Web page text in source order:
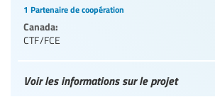
1 Partenaire de coopération
Canada:
CTF/FCE
Voir les informations sur le projet